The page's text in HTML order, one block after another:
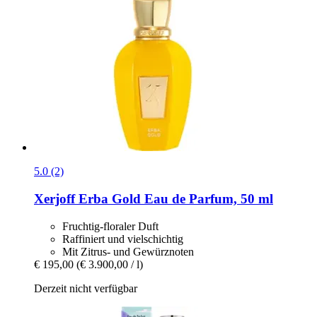
5.0 (2)
XerjoffErba Gold Eau de Parfum, 50 ml
Fruchtig-floraler Duft
Raffiniert und vielschichtig
Mit Zitrus- und Gewürznoten
€ 195,00 (€ 3.900,00 / l)
Derzeit nicht verfügbar